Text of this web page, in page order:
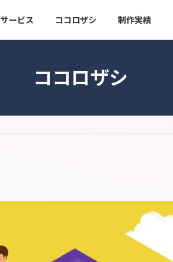
サービス ココロザシ 制作実績
ココロザシ